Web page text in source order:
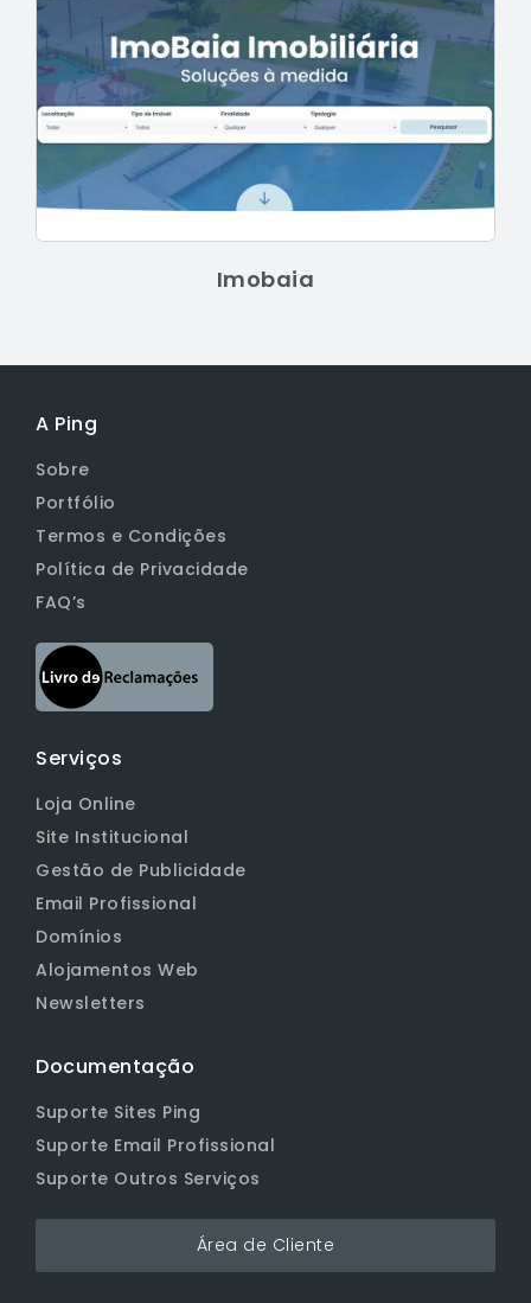
Imobaia
A Ping
Sobre
Portfólio
Termos e Condições
Política de Privacidade
FAQ’s
Serviços
Loja Online
Site Institucional
Gestão de Publicidade
Email Profissional
Domínios
Alojamentos Web
Newsletters
Documentação
Suporte Sites Ping
Suporte Email Profissional
Suporte Outros Serviços
Área de Cliente